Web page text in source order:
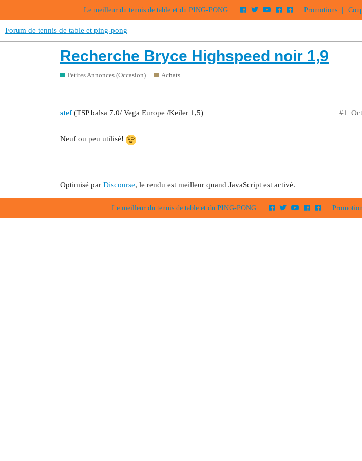
Le meilleur du tennis de table et du PING-PONG Promotions
Forum de tennis de table et ping-pong
Recherche Bryce Highspeed noir 1,9
Petites Annonces (Occasion) Achats
stef(TSP balsa 7.0/ Vega Europe /Keiler 1,5) #1
Neuf ou peu utilisé!
Optimisé par Discourse, le rendu est meilleur quand JavaScript est activé.
Le meilleur du tennis de table et du PING-PONG